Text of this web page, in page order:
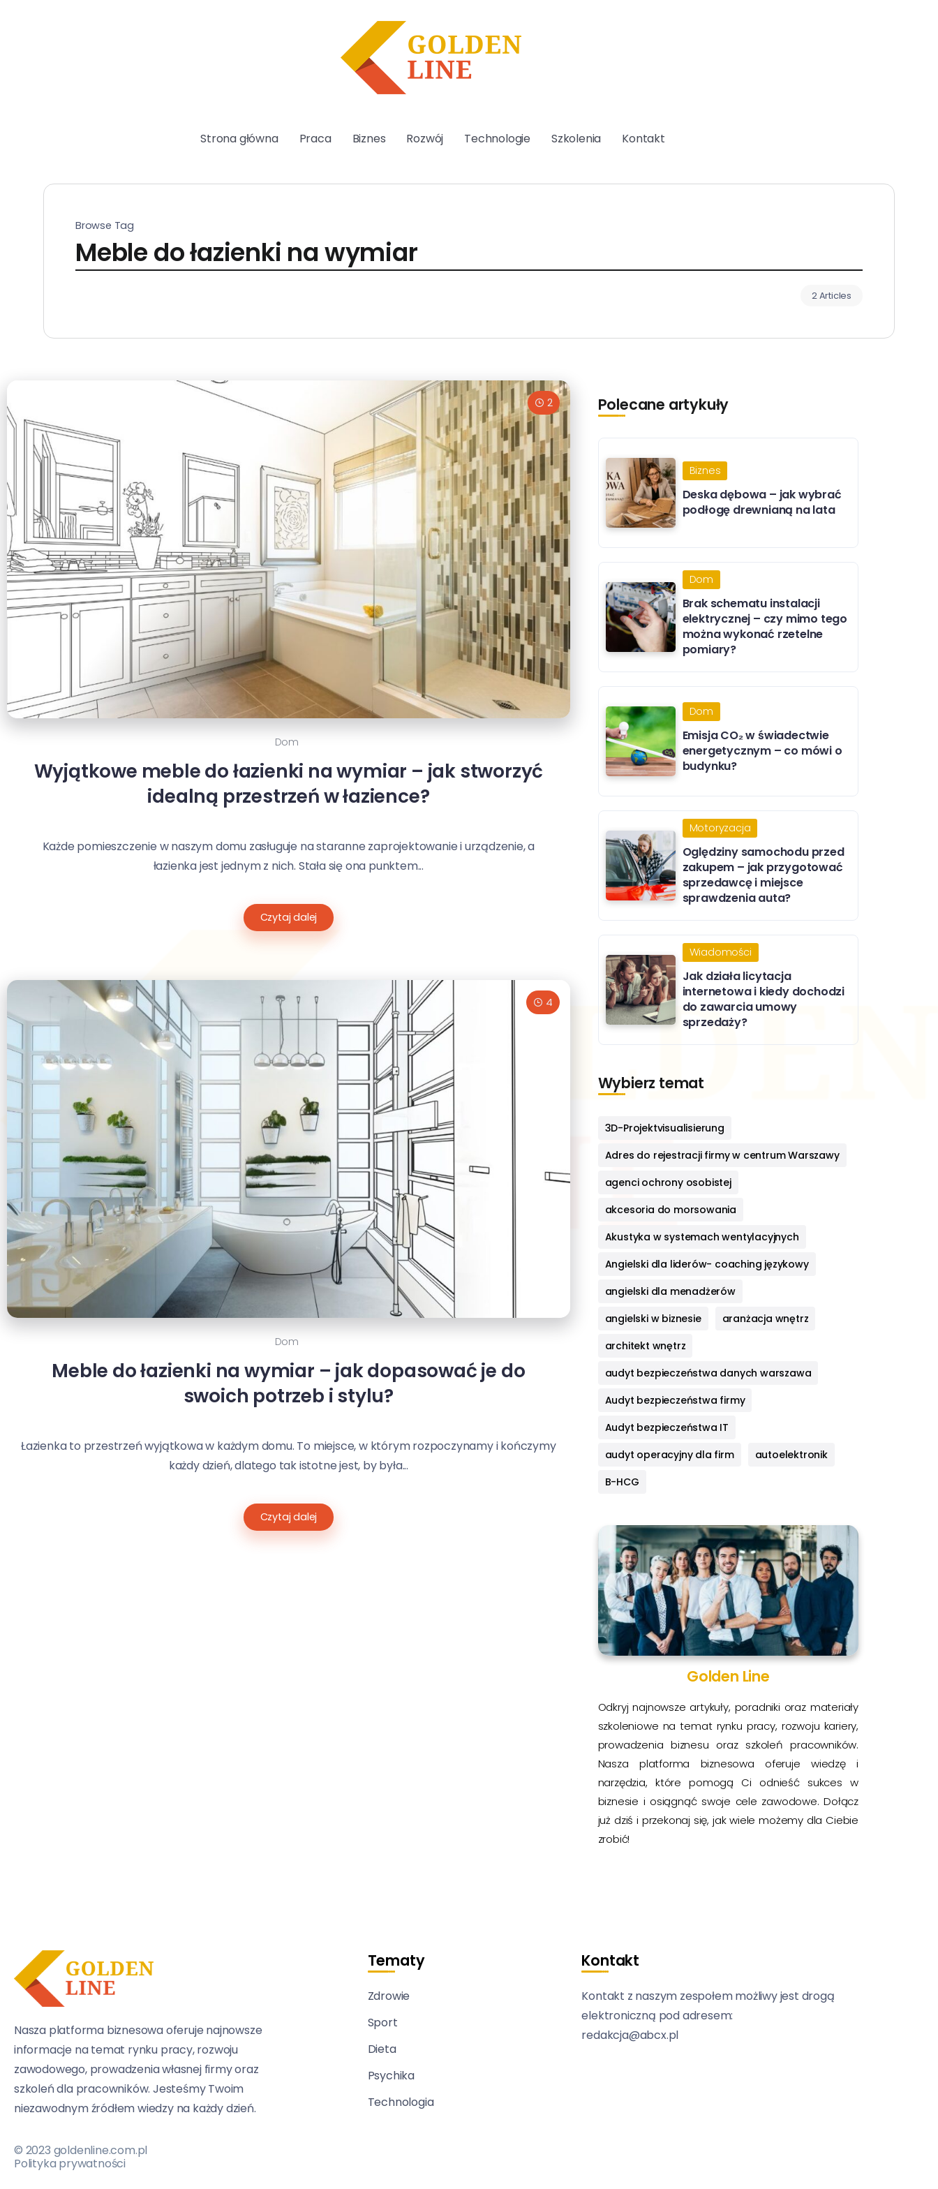
Strona główna Praca Biznes Rozwój Technologie Szkolenia Kontakt
Browse Tag
Meble do łazienki na wymiar
2 Articles
2
Dom
Wyjątkowe meble do łazienki na wymiar – jak stworzyć
idealną przestrzeń w łazience?
Każde pomieszczenie w naszym domu zasługuje na staranne zaprojektowanie i urządzenie, a
łazienka jest jednym z nich. Stała się ona punktem...
Czytaj dalej
4
Dom
Meble do łazienki na wymiar – jak dopasować je do
swoich potrzeb i stylu?
Łazienka to przestrzeń wyjątkowa w każdym domu. To miejsce, w którym rozpoczynamy i kończymy
każdy dzień, dlatego tak istotne jest, by była...
Czytaj dalej
Polecane artykuły
Biznes
Deska dębowa – jak wybrać
podłogę drewnianą na lata
Dom
Brak schematu instalacji
elektrycznej – czy mimo tego
można wykonać rzetelne
pomiary?
Dom
Emisja CO₂ w świadectwie
energetycznym – co mówi o
budynku?
Motoryzacja
Oględziny samochodu przed
zakupem – jak przygotować
sprzedawcę i miejsce
sprawdzenia auta?
Wiadomości
Jak działa licytacja
internetowa i kiedy dochodzi
do zawarcia umowy
sprzedaży?
Wybierz temat
3D-Projektvisualisierung
Adres do rejestracji firmy w centrum Warszawy
agenci ochrony osobistej
akcesoria do morsowania
Akustyka w systemach wentylacyjnych
Angielski dla liderów- coaching językowy
angielski dla menadżerów
angielski w biznesie
aranżacja wnętrz
architekt wnętrz
audyt bezpieczeństwa danych warszawa
Audyt bezpieczeństwa firmy
Audyt bezpieczeństwa IT
audyt operacyjny dla firm
autoelektronik
B-HCG
Golden Line
Odkryj najnowsze artykuły, poradniki oraz materiały
szkoleniowe na temat rynku pracy, rozwoju kariery,
prowadzenia biznesu oraz szkoleń pracowników.
Nasza platforma biznesowa oferuje wiedzę i
narzędzia, które pomogą Ci odnieść sukces w
biznesie i osiągnąć swoje cele zawodowe. Dołącz
już dziś i przekonaj się, jak wiele możemy dla Ciebie
zrobić!
Nasza platforma biznesowa oferuje najnowsze
informacje na temat rynku pracy, rozwoju
zawodowego, prowadzenia własnej firmy oraz
szkoleń dla pracowników. Jesteśmy Twoim
niezawodnym źródłem wiedzy na każdy dzień.
© 2023 goldenline.com.pl
Polityka prywatności
Tematy
Zdrowie
Sport
Dieta
Psychika
Technologia
Kontakt
Kontakt z naszym zespołem możliwy jest drogą
elektroniczną pod adresem:
redakcja@abcx.pl